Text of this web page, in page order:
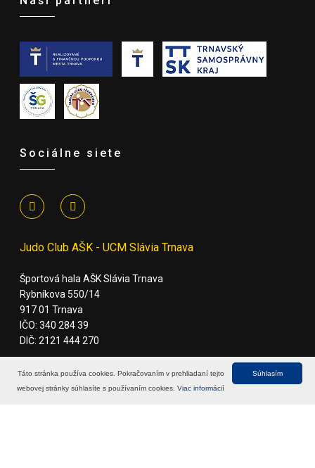
Sociálne siete
Judo Club AŠK - UCM Slávia Trnava
Športová hala AŠK Slávia Trnava
Rybníkova 550/14
917 01 Trnava
IČO: 340 284 39
DIČ: 2121 444 270
Súhlasím
Táto stránka používa cookies. Pokračovaním v prehliadaní tejto
webovej stránky súhlasíte s používaním cookies. Viac informácií